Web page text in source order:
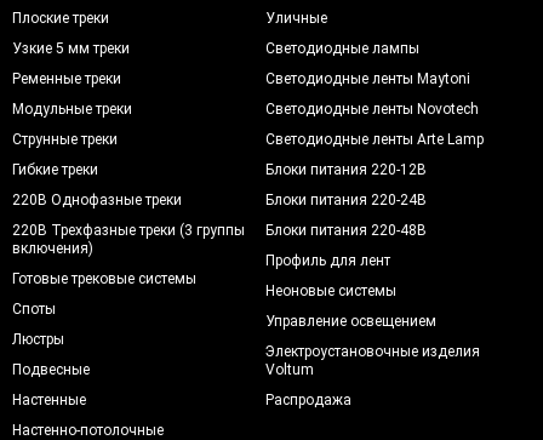
Плоские треки
Узкие 5 мм треки
Ременные треки
Модульные треки
Струнные треки
Гибкие треки
220В Однофазные треки
220В Трехфазные треки (3 группы
включения)
Готовые трековые системы
Споты
Люстры
Подвесные
Настенные
Настенно-потолочные
Уличные
Светодиодные лампы
Светодиодные ленты Maytoni
Светодиодные ленты Novotech
Светодиодные ленты Arte Lamp
Блоки питания 220-12В
Блоки питания 220-24В
Блоки питания 220-48В
Профиль для лент
Неоновые системы
Управление освещением
Электроустановочные изделия
Voltum
Распродажа